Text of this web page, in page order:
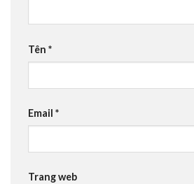
Tên *
Email *
Trang web